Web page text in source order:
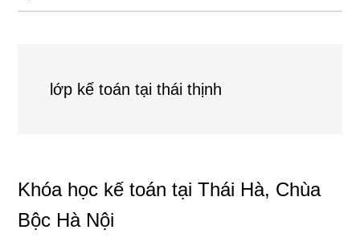
lớp kế toán tại thái thịnh
Khóa học kế toán tại Thái Hà, Chùa
Bộc Hà Nội